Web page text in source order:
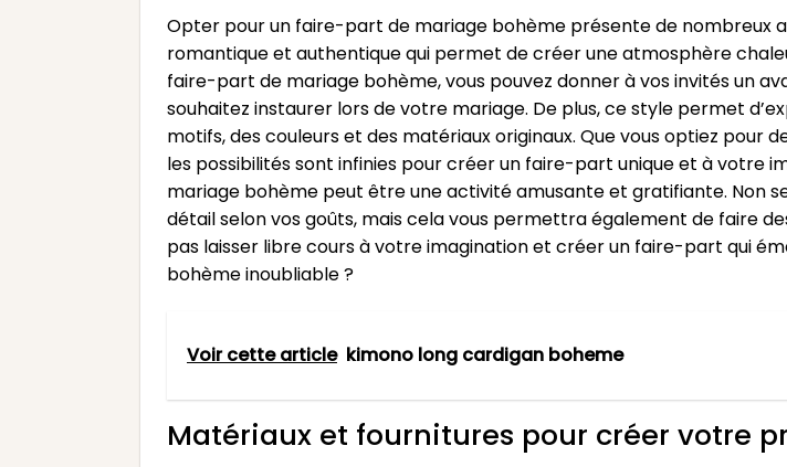
Opter pour un faire-part de mariage bohème présente de nombreux
romantique et authentique qui permet de créer une atmosphère
faire-part de mariage bohème, vous pouvez donner à vos invités un
souhaitez instaurer lors de votre mariage. De plus, ce style permet
motifs, des couleurs et des matériaux originaux. Que vous optiez pour
les possibilités sont infinies pour créer un faire-part unique et à votre
mariage bohème peut être une activité amusante et gratifiante. Non
détail selon vos goûts, mais cela vous permettra également de faire
pas laisser libre cours à votre imagination et créer un faire-part qui
bohème inoubliable ?
Voir cette article kimono long cardigan boheme
Matériaux et fournitures pour créer votre